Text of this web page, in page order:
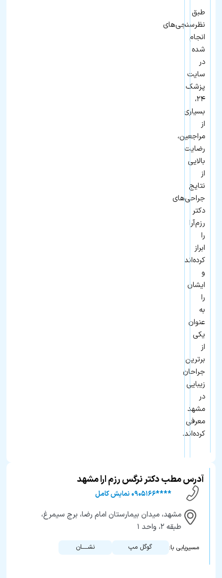
طبق
نظرسنجی‌های
انجام
شده
در
سایت
پزشک
۲۴،
بسیاری
از
مراجعین،
رضایت
بالایی
از
نتایج
جراحی‌های
دکتر
رزم‌آرا
را
ابراز
کرده‌اند
و
ایشان
را
به
عنوان
یکی
از
برترین
جراحان
زیبایی
در
مشهد
معرفی
کرده‌اند.
آدرس مطب دکتر نرگس رزم ارا مشهد
****۰۹۰۵۱۶۶ نمایش کامل
مشهد، میدان بیمارستان امام رضا، برج سیمرغ،
طبقه ۲، واحد ۱
مسیریابی با: گوگل مپ نشــــان